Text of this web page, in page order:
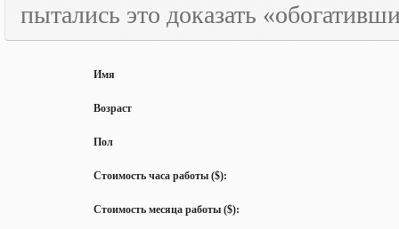
пытались это доказать
Имя
Возраст
Пол
Стоимость часа работы ($):
Стоимость месяца работы ($):